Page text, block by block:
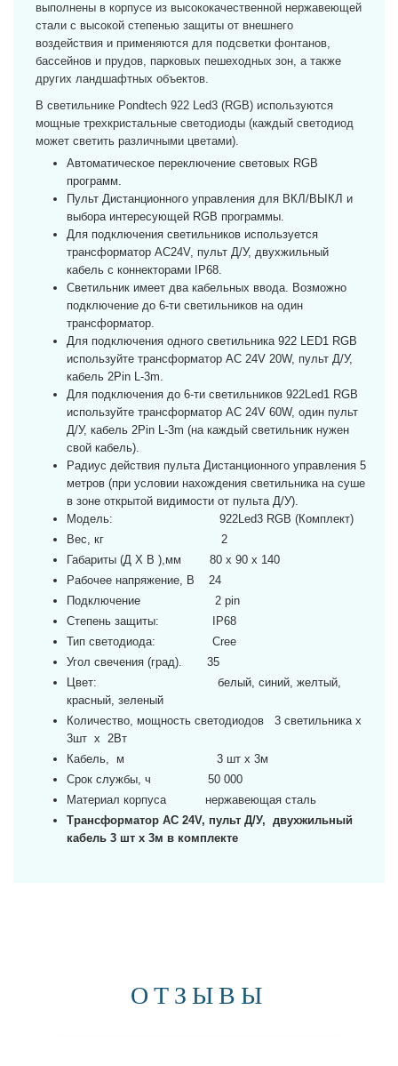
выполнены в корпусе из высококачественной нержавеющей
стали с высокой степенью защиты от внешнего
воздействия и применяются для подсветки фонтанов,
бассейнов и прудов, парковых пешеходных зон, а также
других ландшафтных объектов.
В светильнике Pondtech 922 Led3 (RGB) используются
мощные трехкристальные светодиоды (каждый светодиод
может светить различными цветами).
Автоматическое переключение световых RGB
программ.
Пульт Дистанционного управления для ВКЛ/ВЫКЛ и
выбора интересующей RGB программы.
Для подключения светильников используется
трансформатор AC24V, пульт Д/У, двухжильный
кабель с коннекторами IP68.
Светильник имеет два кабельных ввода. Возможно
подключение до 6-ти светильников на один
трансформатор.
Для подключения одного светильника 922 LED1 RGB
используйте трансформатор AC 24V 20W, пульт Д/У,
кабель 2Pin L-3m.
Для подключения до 6-ти светильников 922Led1 RGB
используйте трансформатор AC 24V 60W, один пульт
Д/У, кабель 2Pin L-3m (на каждый светильник нужен
свой кабель).
Радиус действия пульта Дистанционного управления 5
метров (при условии нахождения светильника на суше
в зоне открытой видимости от пульта Д/У).
Модель: 922Led3 RGB (Комплект)
Вес, кг 2
Габариты (Д Х В ),мм 80 х 90 х 140
Рабочее напряжение, В 24
Подключение 2 pin
Степень защиты: IP68
Тип светодиода: Cree
Угол свечения (град). 35
Цвет: белый, синий, желтый,
красный, зеленый
Количество, мощность светодиодов 3 светильника х
3шт х 2Вт
Кабель, м 3 шт х 3м
Срок службы, ч 50 000
Материал корпуса нержавеющая сталь
Трансформатор AC 24V, пульт Д/У, двухжильный
кабель 3 шт х 3м в комплекте
ОТЗЫВЫ